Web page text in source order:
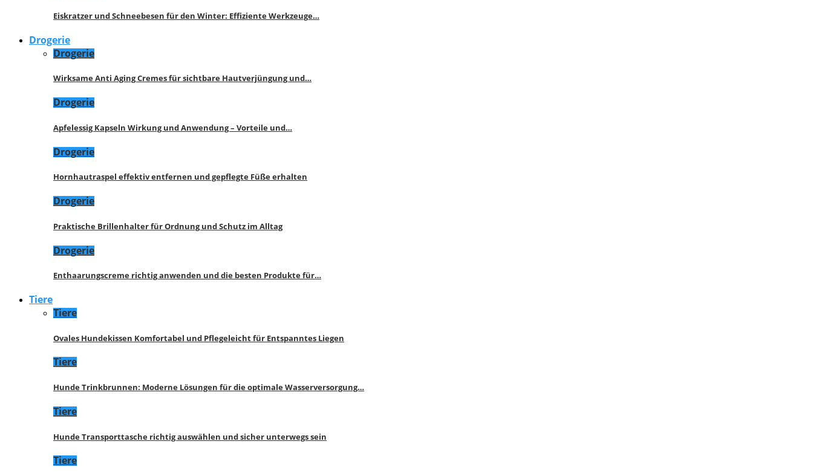
Eiskratzer und Schneebesen für den Winter: Effiziente Werkzeuge…
Drogerie
Drogerie
Wirksame Anti Aging Cremes für sichtbare Hautverjüngung und…
Drogerie
Apfelessig Kapseln Wirkung und Anwendung – Vorteile und…
Drogerie
Hornhautraspel effektiv entfernen und gepflegte Füße erhalten
Drogerie
Praktische Brillenhalter für Ordnung und Schutz im Alltag
Drogerie
Enthaarungscreme richtig anwenden und die besten Produkte für…
Tiere
Tiere
Ovales Hundekissen Komfortabel und Pflegeleicht für Entspanntes Liegen
Tiere
Hunde Trinkbrunnen: Moderne Lösungen für die optimale Wasserversorgung…
Tiere
Hunde Transporttasche richtig auswählen und sicher unterwegs sein
Tiere